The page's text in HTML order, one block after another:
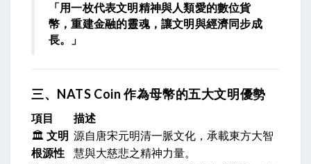
「用一枚代表文明精神與人類愛的數位貨
幣，重建金融的靈魂，讓文明與經濟同步成
長。」
三、NATS Coin 作為母幣的五大文明優勢
項目
描述
🏛️ 文明
根源性
源自唐宋元明清一脈文化，承載東方大智
慧與大慈悲之精神力量。